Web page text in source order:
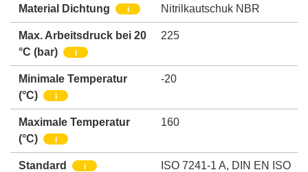
Material Dichtung i Nitrilkautschuk NBR
Max. Arbeitsdruck bei 20
°C (bar)
i
225
Minimale Temperatur
(°C)
i
-20
Maximale Temperatur
(°C)
i
160
Standard i ISO 7241-1 A, DIN EN ISO